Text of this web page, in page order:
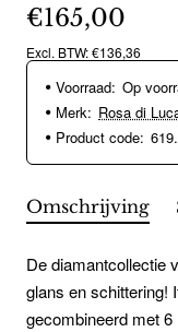
€165,00
Excl. BTW: €136,36
Voorraad: Op
Merk: Rosa di
Product code:
Omschrijving
De diamantcollectie
glans en schittering!
gecombineerd met